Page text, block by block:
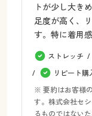
トが少し大き
足度が高く、
す。特に着用
ストレッチ
リピート購
※ 要約はお客様
す。株式会社セ